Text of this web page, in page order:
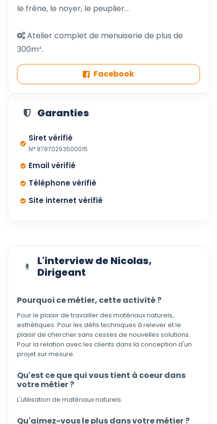
le frêne, le noyer, le peuplier...
Atelier complet de menuiserie de plus de
300m².
Facebook
Garanties
Siret vérifié
N° 87870293500015
Email vérifié
Téléphone vérifié
Site internet vérifié
L'interview de Nicolas,
Dirigeant
Pourquoi ce métier, cette activité ?
Pour le plaisir de travailler des matériaux naturels,
esthétiques. Pour les défis techniques à relever et le
plaisir de chercher sans cesses de nouvelles solutions.
Pour la relation avec les clients dans la conception d'un
projet sur mesure.
Qu'est ce que qui vous tient à coeur dans
votre métier ?
L'utilisation de matériaux naturels.
Qu'aimez-vous le plus dans votre métier ?